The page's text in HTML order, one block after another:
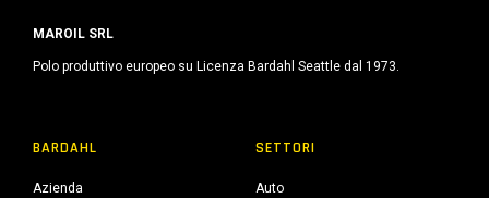
MAROIL SRL
Polo produttivo europeo su Licenza Bardahl Seattle dal 1973.
BARDAHL
Azienda
SETTORI
Auto